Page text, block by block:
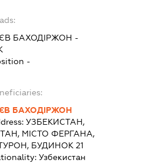
БАХОДІРЖОН -
-
БАХОДІРЖОН
УЗБЕКИСТАН,
МІСТО ФЕРГАНА,
БУДИНОК 21
Узбекистан